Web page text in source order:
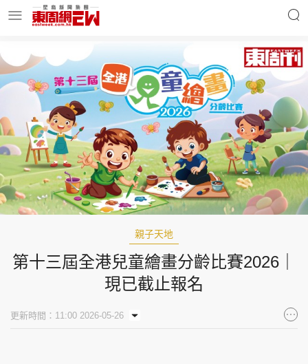
明星名人 時事財經
東周Ladies 優享生活
東周食玩通 會員活動
玄學靈異 東周專欄
親子天地
第十三屆全港兒童繪畫分齡比賽2026｜
現已截止報名
更新時間：11:00 2026-05-26